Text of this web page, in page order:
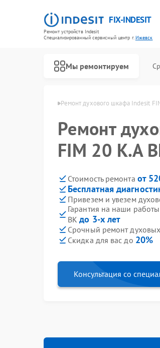
FIX-INDESIT
Ремонт устройств Indesit
Специализированный cервисный центр г.Ижевск
Мы ремонтируем
Ремонт духового шкафа Indesit
Ремонт
FIM 20 K.A
Стоимость ремонта от
Бесплатная
Привезем и увезем
Гарантия на наши
BKдо 3-х лет
Срочный ремонт
Скидка для вас до 20%
Консультация со